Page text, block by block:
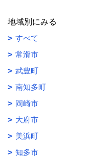
地域別にみる
すべて
常滑市
武豊町
南知多町
岡崎市
大府市
美浜町
知多市